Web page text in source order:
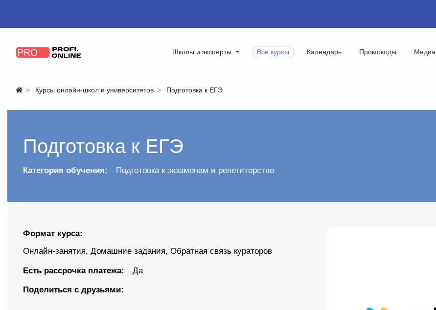
Школы и эксперты Все курсы Календарь Промокоды Медиа
Курсы онлайн-школ и университетов Подготовка к ЕГЭ
Подготовка к ЕГЭ
Категория обучения: Подготовка к экзаменам и репетиторство
Формат курса:
Онлайн-занятия, Домашние задания, Обратная связь кураторов
Есть рассрочка платежа: Да
Поделиться с друзьями: